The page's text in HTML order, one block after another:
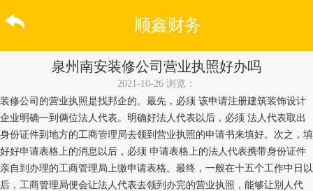
顺鑫财务
泉州南安装修公司营业执照好办吗
2021-10-26 浏览：
装修公司的营业执照是找邦企的。最先，必须 该申请注册建筑装饰设计
企业明确一到俩位法人代表。明确好法人代表以后，必须 法人代表取出
身份证件到地方的工商管理局去领到营业执照的申请书来填好。次之，填
好好申请表格上的消息以后，必须 申请表格上的法人代表携带身份证件
亲自到办理的工商管理局上缴申请表格。最终，一般在十五个工作中日以
后，工商管理局便会让法人代表去领到办完的营业执照，能够让别人代